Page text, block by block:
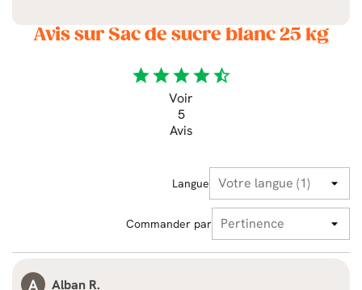
Avis sur Sac de sucre blanc 25 kg
starstarstarstarstar_half
Voir
5
Avis
Langue
Commander par
A Alban R.